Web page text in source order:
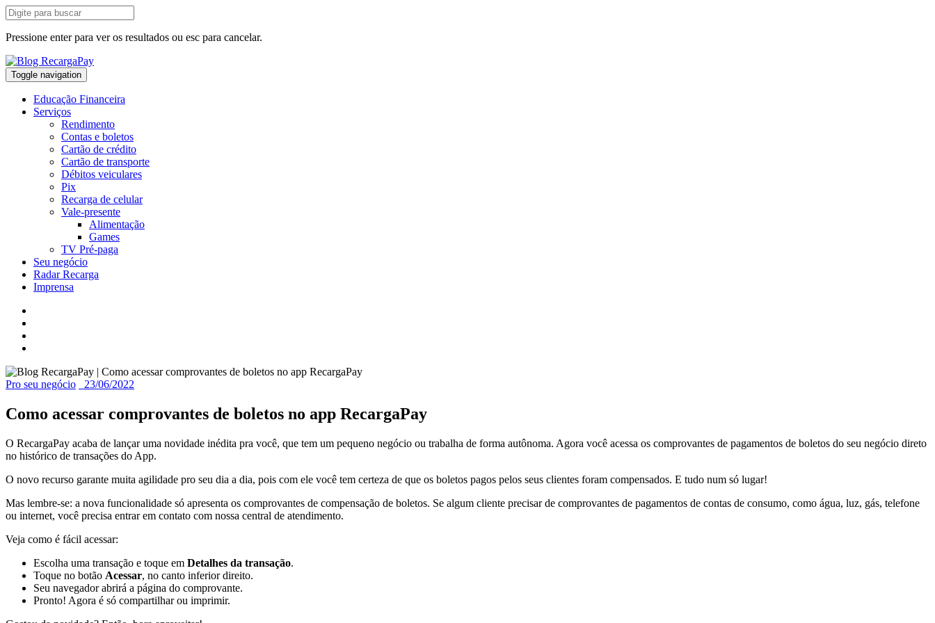
Pressione enter para ver os resultados ou esc para cancelar.
Toggle navigation
Educação Financeira
Serviços
Rendimento
Contas e boletos
Cartão de crédito
Cartão de transporte
Débitos veiculares
Pix
Recarga de celular
Vale-presente
Alimentação
Games
TV Pré-paga
Seu negócio
Radar Recarga
Imprensa
Pro seu negócio 23/06/2022
Como acessar comprovantes de boletos no app RecargaPay
O RecargaPay acaba de lançar uma novidade inédita pra você, que tem um pequeno negócio ou trabalha de forma autônoma. Agora você acessa os comprovantes de pagamentos de boletos do seu negócio direto
no histórico de transações do App.
O novo recurso garante muita agilidade pro seu dia a dia, pois com ele você tem certeza de que os boletos pagos pelos seus clientes foram compensados. E tudo num só lugar!
Mas lembre-se: a nova funcionalidade só apresenta os comprovantes de compensação de boletos. Se algum cliente precisar de comprovantes de pagamentos de contas de consumo, como água, luz, gás, telefone
ou internet, você precisa entrar em contato com nossa central de atendimento.
Veja como é fácil acessar:
Escolha uma transação e toque em Detalhes da transação.
Toque no botão Acessar, no canto inferior direito.
Seu navegador abrirá a página do comprovante.
Pronto! Agora é só compartilhar ou imprimir.